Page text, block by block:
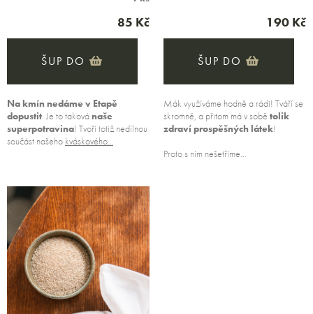
85 Kč
ŠUP DO
Na kmín nedáme v Etapě
dopustit. Je to takovánaše
superpotravina! Tvoří totiž nedílnou
součást našeho kváskového…
190 Kč
ŠUP DO
Mák využíváme hodně a rádi! Tváří se
skromně, a přitom má v sobě tolik
zdraví prospěšných látek!
Proto s ním nešetříme…